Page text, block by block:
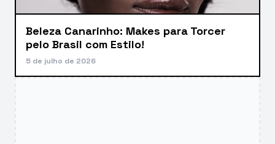
Beleza Canarinho: Makes para Torcer
pelo Brasil com Estilo!
5 de julho de 2026